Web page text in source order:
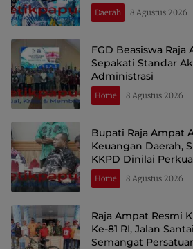
Daerah 8 Agustus 2026
FGD Beasiswa Raja
Sepakati Standar
Administrasi
Home 8 Agustus 2026
Bupati Raja Ampat
Keuangan Daerah,
KKPD Dinilai
Home 8 Agustus 2026
Raja Ampat Resmi
Ke-81 RI, Jalan
Semangat